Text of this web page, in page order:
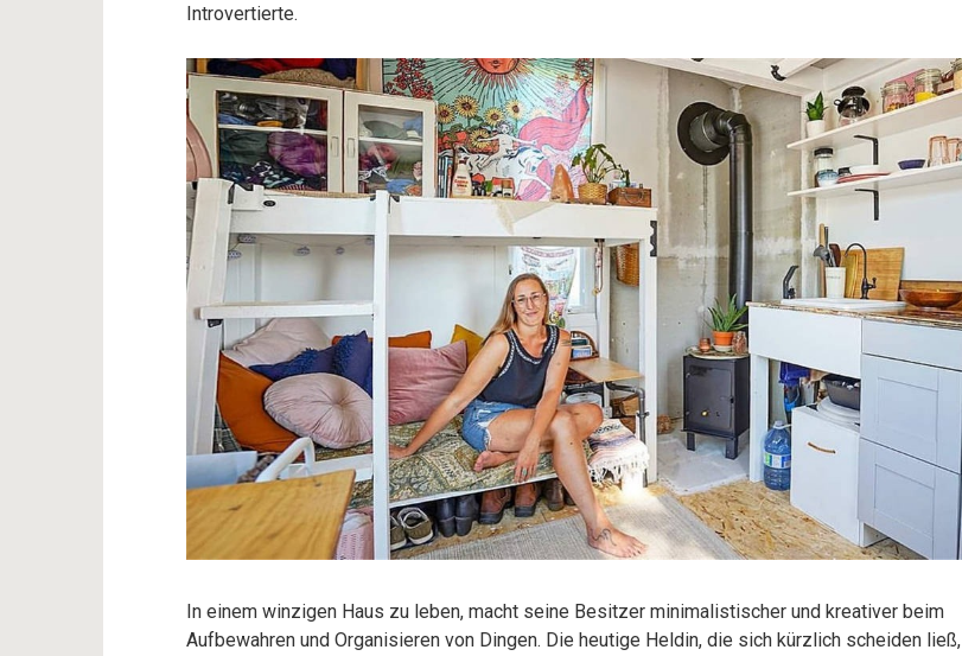
Introvertierte.
In einem winzigen Haus zu leben, macht seine Besitzer minimalistischer und kreativer beim
Aufbewahren und Organisieren von Dingen. Die heutige Heldin, die sich kürzlich scheiden ließ,